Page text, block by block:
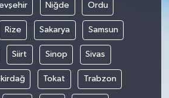
Niğde Ordu
Rize Sakarya Samsun
Siirt Sinop Sivas
Tokat Trabzon